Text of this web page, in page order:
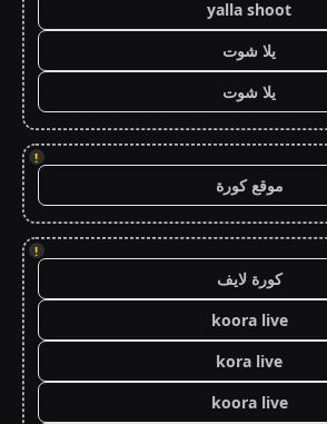
yalla shoot
يلا شوت
يلا شوت
!
موقع كورة
!
كورة لايف
koora live
kora live
koora live